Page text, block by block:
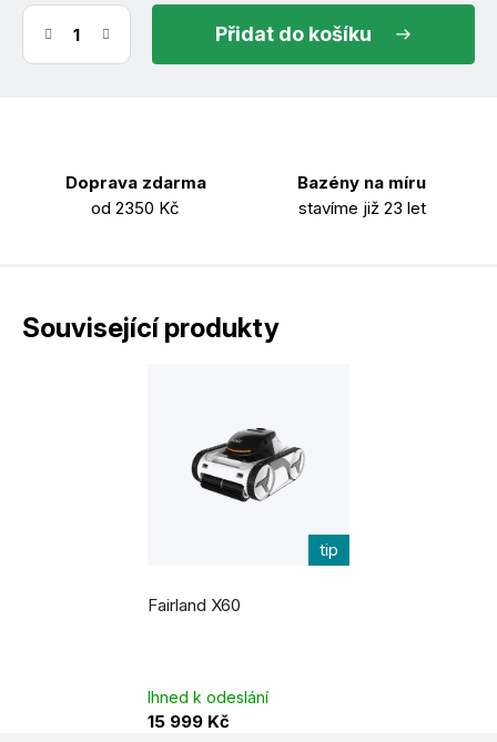
do košíku
Doprava zdarma
od 2350 Kč
Bazény na míru
stavíme již 23 let
Související produkty
tip
Fairland X60
Ihned k odeslání
15 999 Kč